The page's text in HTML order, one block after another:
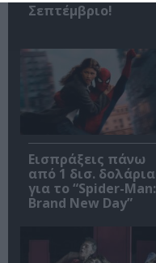
Σεπτέμβριο!
Εισπράξεις πάνω
από 1 δισ. δολάρια
για το “Spider-Man:
Brand New Day”